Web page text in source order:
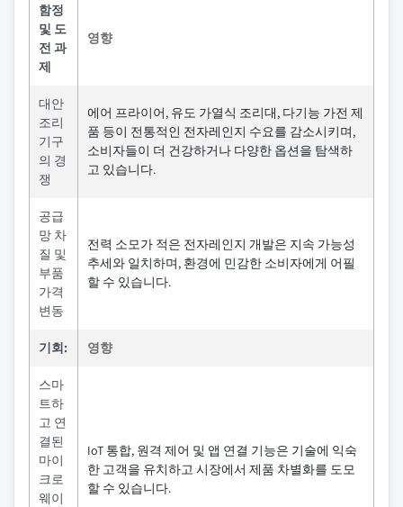
함정
및 도
전 과
제
영향
대안
조리
기구
의 경
쟁
에어 프라이어, 유도 가열식 조리대, 다기능 가전 제
품 등이 전통적인 전자레인지 수요를 감소시키며,
소비자들이 더 건강하거나 다양한 옵션을 탐색하
고 있습니다.
공급
망 차
질 및
부품
가격
변동
전력 소모가 적은 전자레인지 개발은 지속 가능성
추세와 일치하며, 환경에 민감한 소비자에게 어필
할 수 있습니다.
기회: 영향
스마
트하
고 연
결된
마이
크로
웨이
IoT 통합, 원격 제어 및 앱 연결 기능은 기술에 익숙
한 고객을 유치하고 시장에서 제품 차별화를 도모
할 수 있습니다.